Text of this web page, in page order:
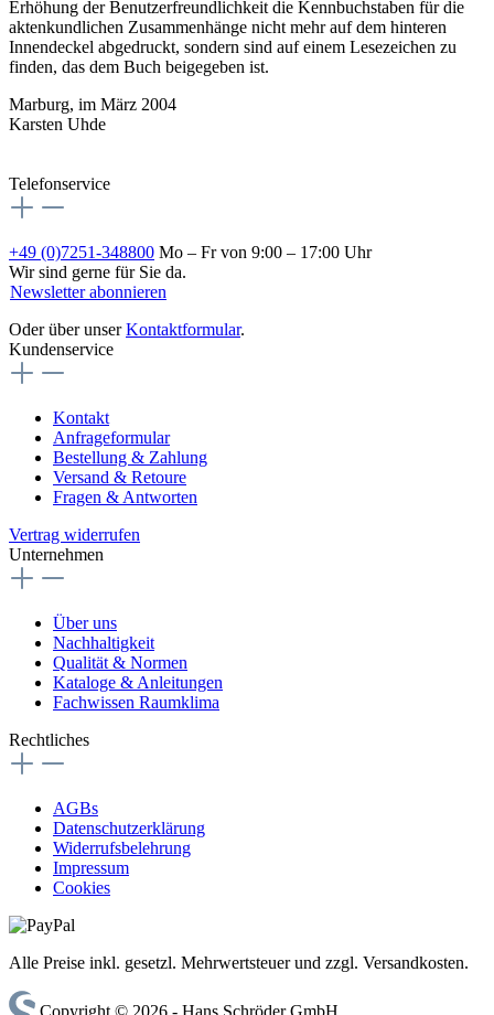
Erhöhung der Benutzerfreundlichkeit die Kennbuchstaben für die
aktenkundlichen Zusammenhänge nicht mehr auf dem hinteren
Innendeckel abgedruckt, sondern sind auf einem Lesezeichen zu
finden, das dem Buch beigegeben ist.
Marburg, im März 2004
Karsten Uhde
Telefonservice
+49 (0)7251-348800 Mo – Fr von 9:00 – 17:00 Uhr
Wir sind gerne für Sie da.
Newsletter abonnieren
Oder über unserKontaktformular.
Kundenservice
Kontakt
Anfrageformular
Bestellung & Zahlung
Versand & Retoure
Fragen & Antworten
Vertrag widerrufen
Unternehmen
Über uns
Nachhaltigkeit
Qualität & Normen
Kataloge & Anleitungen
Fachwissen Raumklima
Rechtliches
AGBs
Datenschutzerklärung
Widerrufsbelehrung
Impressum
Cookies
Alle Preise inkl. gesetzl. Mehrwertsteuer und zzgl. Versandkosten.
Copyright © 2026 - Hans Schröder GmbH